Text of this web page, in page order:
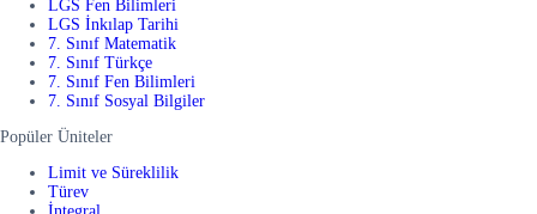
LGS Fen Bilimleri
LGS İnkılap Tarihi
7. Sınıf Matematik
7. Sınıf Türkçe
7. Sınıf Fen Bilimleri
7. Sınıf Sosyal Bilgiler
Popüler Üniteler
Limit ve Süreklilik
Türev
İntegral